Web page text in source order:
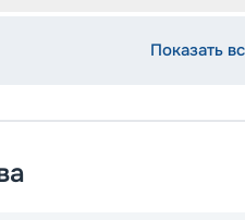
Показать